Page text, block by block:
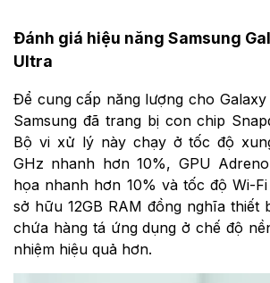
Đánh giá hiệu năng Samsung
Ultra
Để cung cấp năng lượng cho
Samsung đã trang bị con chip
Bộ vi xử lý này chạy ở tốc độ
GHz nhanh hơn 10%, GPU
họa nhanh hơn 10% và tốc độ Wi-
sở hữu 12GB RAM đồng nghĩa thiết
chứa hàng tá ứng dụng ở chế độ
nhiệm hiệu quả hơn.